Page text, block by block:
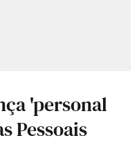
'personal
Pessoais